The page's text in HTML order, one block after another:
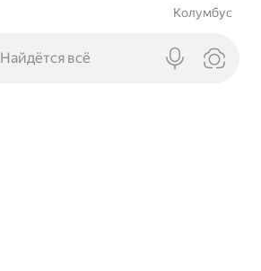
Колумбус
Найдётся всё